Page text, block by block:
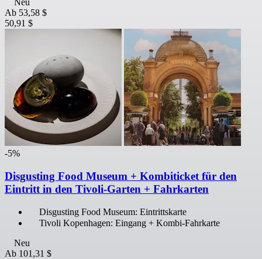
Neu
Ab 53,58 $
50,91 $
-5%
Disgusting Food Museum + Kombiticket für den
Eintritt in den Tivoli-Garten + Fahrkarten
Disgusting Food Museum: Eintrittskarte
Tivoli Kopenhagen: Eingang + Kombi-Fahrkarte
Neu
Ab 101,31 $